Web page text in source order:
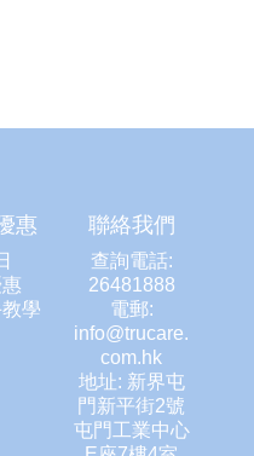
惠
學
聯絡我們
查詢電話:
26481888
電郵:
info@trucare.
com.hk
地址: 新界屯
門新平街2號
屯門工業中心